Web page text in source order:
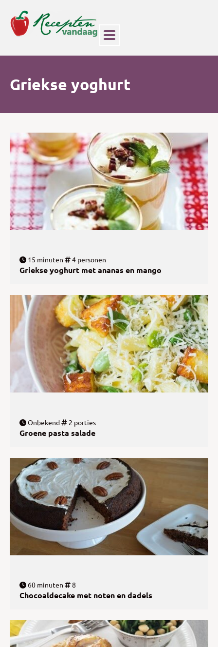
Griekse yoghurt
15 minuten 4 personen
Griekse yoghurt met ananas en mango
Onbekend 2 porties
Groene pasta salade
60 minuten 8
Chocoaldecake met noten en dadels